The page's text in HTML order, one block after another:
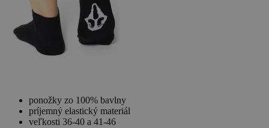
ponožky zo 100% bavlny
príjemný elastický materiál
veľkosti 36-40 a 41-46